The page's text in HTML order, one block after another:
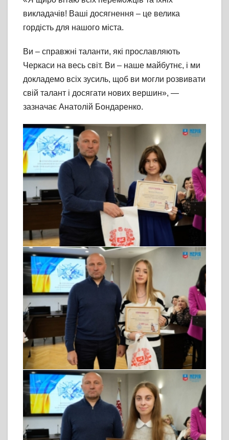
викладачів! Ваші досягнення – це велика
гордість для нашого міста.
Ви – справжні таланти, які прославляють
Черкаси на весь світ. Ви – наше майбутнє, і ми
докладемо всіх зусиль, щоб ви могли розвивати
свій талант і досягати нових вершин», —
зазначає Анатолій Бондаренко.